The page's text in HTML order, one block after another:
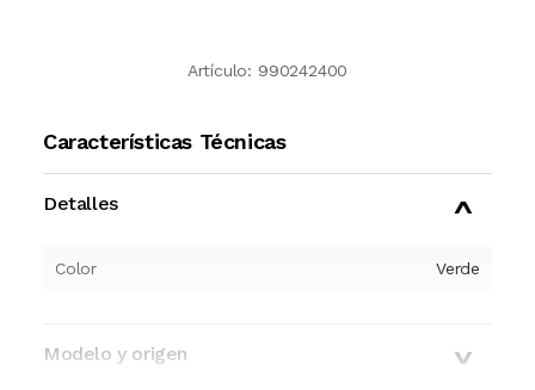
Artículo: 990242400
Características Técnicas
Detalles
Color Verde
Modelo y origen